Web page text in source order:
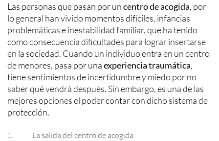
Las personas que pasan por uncentro de acogida, por
lo general han vivido momentos difíciles, infancias
problemáticas e inestabilidad familiar, que ha tenido
como consecuencia dificultades para lograr insertarse
en la sociedad. Cuando un individuo entra en un centro
de menores, pasa por unaexperiencia traumática,
tiene sentimientos de incertidumbre y miedo por no
saber qué vendrá después. Sin embargo, es una de las
mejores opciones el poder contar con dicho sistema de
protección.
1. La salida del centro de acogida